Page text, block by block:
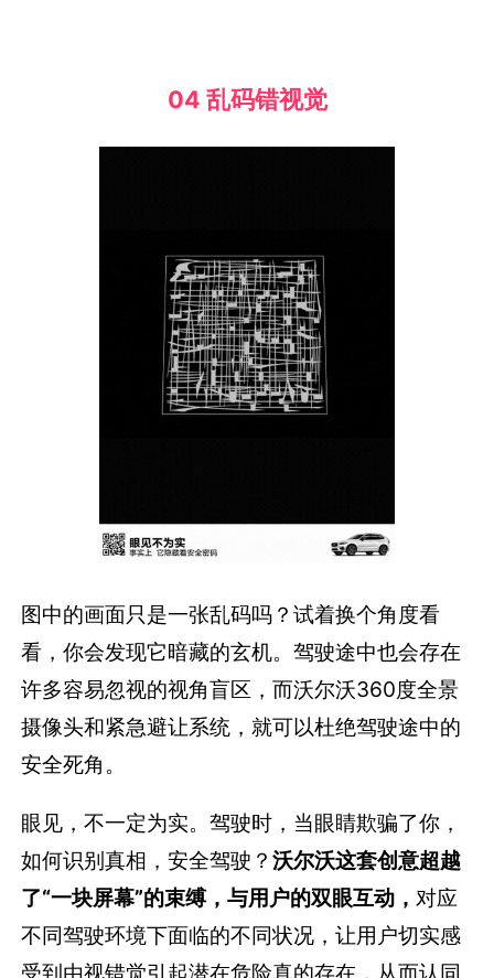
04 乱码错视觉
图中的画面只是一张乱码吗？试着换个角度看
看，你会发现它暗藏的玄机。驾驶途中也会存在
许多容易忽视的视角盲区，而沃尔沃360度全景
摄像头和紧急避让系统，就可以杜绝驾驶途中的
安全死角。
眼见，不一定为实。驾驶时，当眼睛欺骗了你，
如何识别真相，安全驾驶？沃尔沃这套创意超越
了“一块屏幕”的束缚，与用户的双眼互动，对应
不同驾驶环境下面临的不同状况，让用户切实感
受到由视错觉引起潜在危险真的存在，从而认同